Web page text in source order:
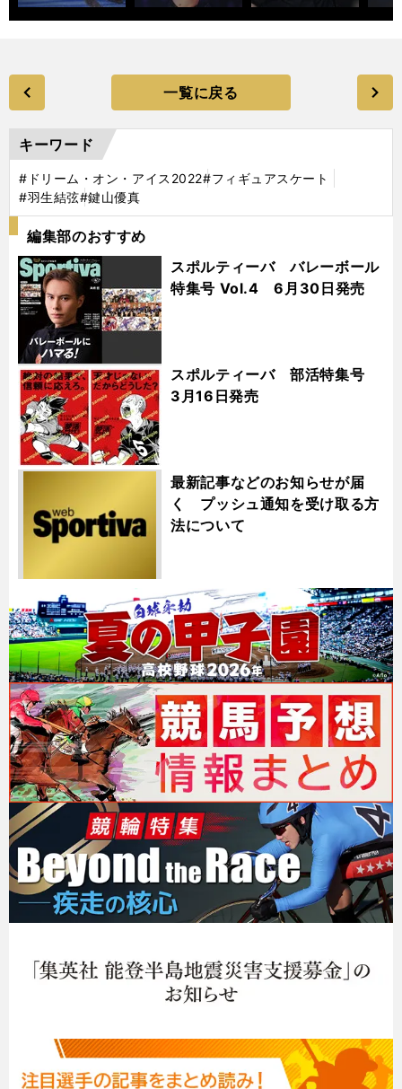
一覧に戻る
キーワード
#ドリーム・オン・アイス2022#フィギュアスケート
#羽生結弦#鍵山優真
編集部のおすすめ
スポルティーバ バレーボール
特集号 Vol.4 6月30日発売
スポルティーバ 部活特集号
3月16日発売
最新記事などのお知らせが届
く プッシュ通知を受け取る方
法について